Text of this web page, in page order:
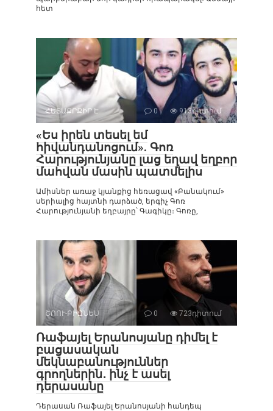
հետ
ՀԵՏԱՔՐՔԻՐ Է 0 913դիտում
«Ես իրեն տեսել եմ
հիվանդանոցում». Գոռ
Հարությունյանը լաց եղավ եղբոր
մահվան մասին պատմելիս
Ամիսներ առաջ կյանքից հեռացավ «Բանակում»
սերիալից հայտնի դարձած, երգիչ Գոռ
Հարությունյանի եղբայրը՝ Գագիկը։ Գոռը,
ՇՈՈՒ-ԲԻԶՆԵՍ 0 723դիտում
Ռաֆայել Երանոսյանը դիմել է
բացասական
մեկնաբանություններ
գրողներին․ ինչ է ասել
դերասանը
Դերասան Ռաֆայել Երանոսյանի հանդեպ